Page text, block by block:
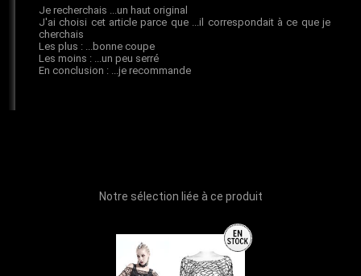
Notre sélection liée à ce produit